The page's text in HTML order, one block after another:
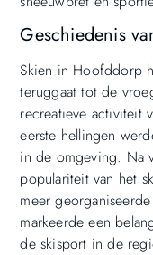
Geschiedenis
Skien in Hoofddorp
teruggaat tot de
recreatieve activiteit
eerste hellingen
in de omgeving. Na
populariteit van het
meer
markeerde een
de skisport in de